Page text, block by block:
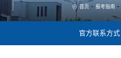
首页 - 报考指南 -
官方联系方式